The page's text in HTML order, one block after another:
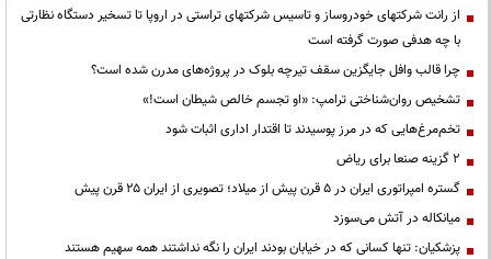
از رانت‌ شرکتهای خودروساز و تاسیس شرکتهای تراستی در اروپا تا تسخیر دستگاه نظارتی
با چه هدفی صورت گرفته است
چرا قالب وافل جایگزین سقف تیرچه بلوک در پروژه‌های مدرن شده است؟
تشخیص روان‌شناختی ترامپ: «او تجسم خالص شیطان است!»
تخم‌مرغ‌هایی که در مرز پوسیدند تا اقتدار اداری اثبات شود
۲ گزینه صنعا برای ریاض
گستره امپراتوری ایران در ۵ قرن پیش از میلاد؛ تصویری از ایران ۲۵ قرن پیش
میانکاله در آتش می‌سوزد
پزشکیان: تنها کسانی که در خیابان بودند ایران را نگه نداشتند همه سهیم هستند